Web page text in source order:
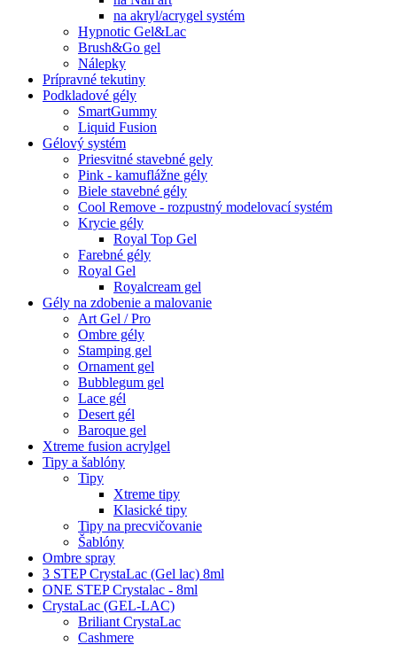
na akryl/acrygel systém
Hypnotic Gel&Lac
Brush&Go gel
Nálepky
Prípravné tekutiny
Podkladové gély
SmartGummy
Liquid Fusion
Gélový systém
Priesvitné stavebné gely
Pink - kamuflážne gély
Biele stavebné gély
Cool Remove - rozpustný modelovací systém
Krycie gély
Royal Top Gel
Farebné gély
Royal Gel
Royalcream gel
Gély na zdobenie a malovanie
Art Gel / Pro
Ombre gély
Stamping gel
Ornament gel
Bubblegum gel
Lace gél
Desert gél
Baroque gel
Xtreme fusion acrylgel
Tipy a šablóny
Tipy
Xtreme tipy
Klasické tipy
Tipy na precvičovanie
Šablóny
Ombre spray
3 STEP CrystaLac (Gel lac) 8ml
ONE STEP Crystalac - 8ml
CrystaLac (GEL-LAC)
Briliant CrystaLac
Cashmere